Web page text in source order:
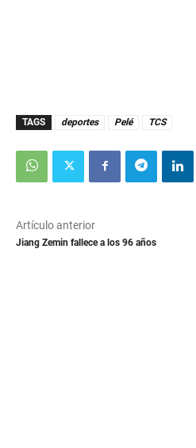
TAGS deportes Pelé TCS
Artículo anterior
Jiang Zemin fallece a los 96 años